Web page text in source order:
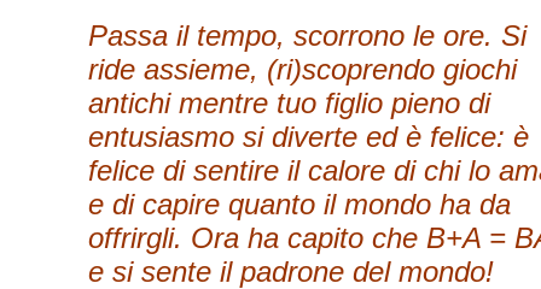
Passa il tempo, scorrono le ore. Si
ride assieme, (ri)scoprendo giochi
antichi mentre tuo figlio pieno di
entusiasmo si diverte ed è felice: è
felice di sentire il calore di chi lo
e di capire quanto il mondo ha da
offrirgli. Ora ha capito che B+A =
e si sente il padrone del mondo!